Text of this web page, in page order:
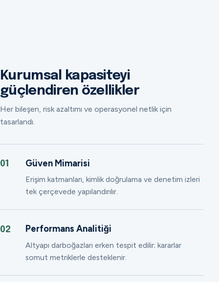
Kurumsal kapasiteyi
güçlendiren özellikler
Her bileşen, risk azaltımı ve operasyonel netlik için
tasarlandı.
01 Güven Mimarisi
Erişim katmanları, kimlik doğrulama ve denetim izleri
tek çerçevede yapılandırılır.
02 Performans Analitiği
Altyapı darboğazları erken tespit edilir; kararlar
somut metriklerle desteklenir.